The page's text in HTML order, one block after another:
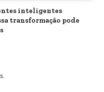
inteligentes
transformação pode